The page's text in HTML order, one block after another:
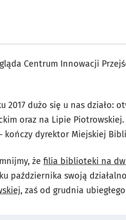
Centrum Innowacji
2017 dużo się u nas działo:
oraz na Lipie
kończy dyrektor Miejskiej
że filia biblioteki na
października swoją
zaś od grudnia